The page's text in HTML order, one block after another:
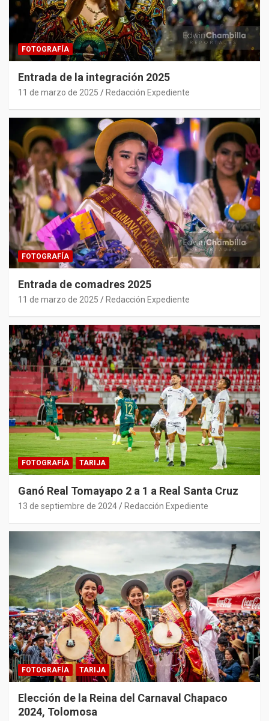
FOTOGRAFÍA
Entrada de la integración 2025
11 de marzo de 2025 Redacción Expediente
FOTOGRAFÍA
Entrada de comadres 2025
11 de marzo de 2025 Redacción Expediente
FOTOGRAFÍA TARIJA
Ganó Real Tomayapo 2 a 1 a Real Santa Cruz
13 de septiembre de 2024 Redacción Expediente
FOTOGRAFÍA TARIJA
Elección de la Reina del Carnaval Chapaco
2024, Tolomosa